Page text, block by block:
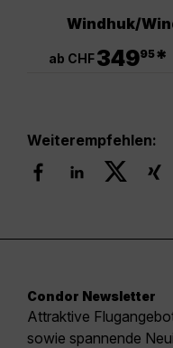
Windhuk/
ab CHF34995*
Weiterempfehlen:
Condor Newsletter
Attraktive
sowie spannende